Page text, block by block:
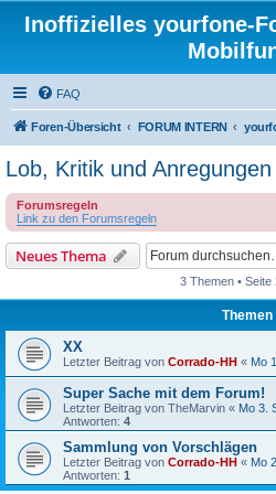
Inoffizielles yourfone-
FAQ
Foren-Übersicht FORUM INTERN
Lob, Kritik und Anregungen
Forumsregeln
Link zu den Forumsregeln
Neues Thema
3 Themen • Seite
Themen
XX
Letzter Beitrag von Corrado-HH « Mo
Super Sache mit dem Forum!
Letzter Beitrag von TheMarvin « Mo 3.
Antworten: 4
Sammlung von Vorschlägen
Letzter Beitrag von Corrado-HH « Mo
Antworten: 1